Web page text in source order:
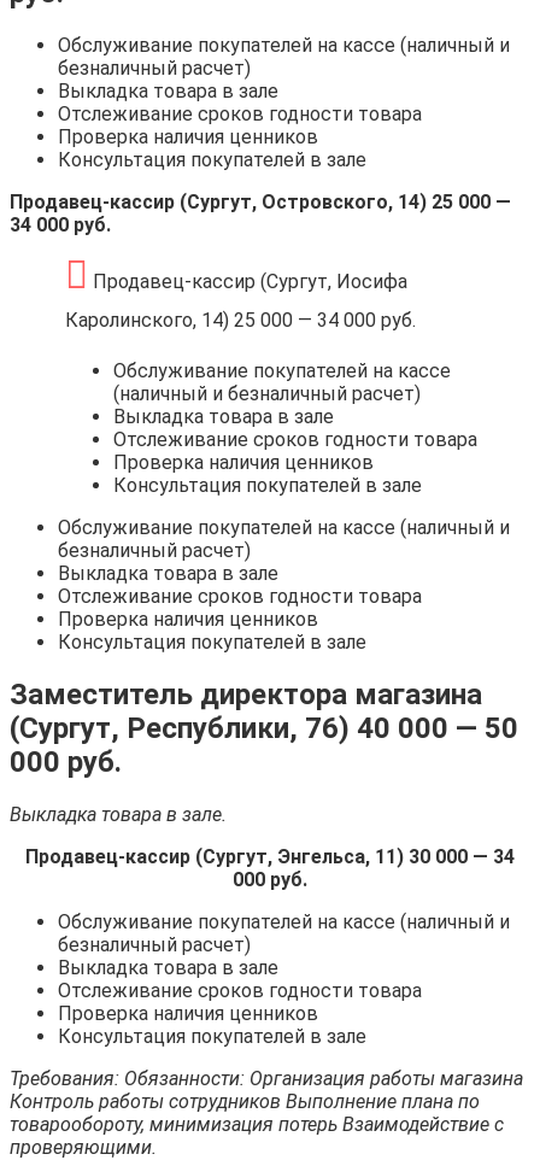
Обслуживание покупателей на кассе (наличный и
безналичный расчет)
Выкладка товара в зале
Отслеживание сроков годности товара
Проверка наличия ценников
Консультация покупателей в зале
Продавец-кассир (Сургут, Островского, 14) 25 000 —
34 000 руб.
Продавец-кассир (Сургут, Иосифа
Каролинского, 14) 25 000 — 34 000 руб.
Обслуживание покупателей на кассе
(наличный и безналичный расчет)
Выкладка товара в зале
Отслеживание сроков годности товара
Проверка наличия ценников
Консультация покупателей в зале
Обслуживание покупателей на кассе (наличный и
безналичный расчет)
Выкладка товара в зале
Отслеживание сроков годности товара
Проверка наличия ценников
Консультация покупателей в зале
Заместитель директора магазина
(Сургут, Республики, 76) 40 000 — 50
000 руб.
Выкладка товара в зале.
Продавец-кассир (Сургут, Энгельса, 11) 30 000 — 34
000 руб.
Обслуживание покупателей на кассе (наличный и
безналичный расчет)
Выкладка товара в зале
Отслеживание сроков годности товара
Проверка наличия ценников
Консультация покупателей в зале
Требования: Обязанности: Организация работы магазина
Контроль работы сотрудников Выполнение плана по
товарообороту, минимизация потерь Взаимодействие с
проверяющими.